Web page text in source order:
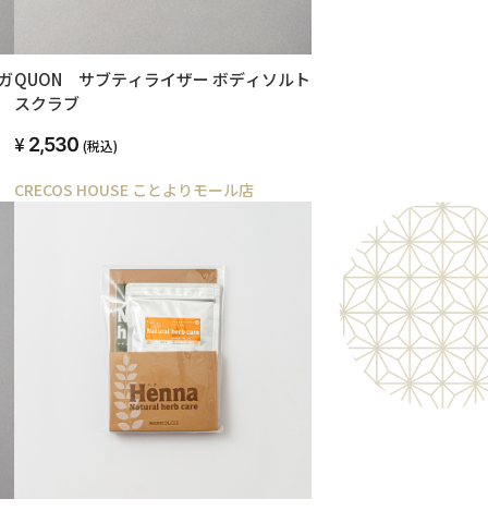
QUON サブティライザー ボディソルト
スクラブ
2,530 (税込)
CRECOS HOUSE ことよりモール店